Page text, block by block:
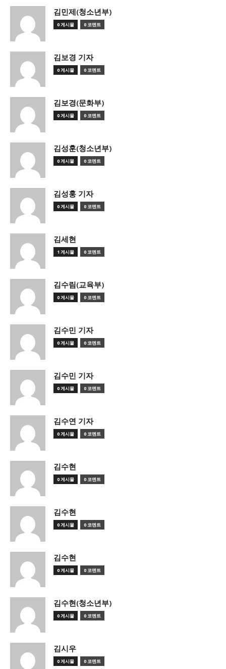
김민제(청소년부)
0 게시물 0 코멘트
김보경 기자
0 게시물 0 코멘트
김보경(문화부)
0 게시물 0 코멘트
김성훈(청소년부)
0 게시물 0 코멘트
김성훙 기자
0 게시물 0 코멘트
김세현
1 게시물 0 코멘트
김수림(교육부)
0 게시물 0 코멘트
김수민 기자
0 게시물 0 코멘트
김수민 기자
0 게시물 0 코멘트
김수연 기자
0 게시물 0 코멘트
김수현
0 게시물 0 코멘트
김수현
0 게시물 0 코멘트
김수현
0 게시물 0 코멘트
김수현(청소년부)
0 게시물 0 코멘트
김시우
0 게시물 0 코멘트